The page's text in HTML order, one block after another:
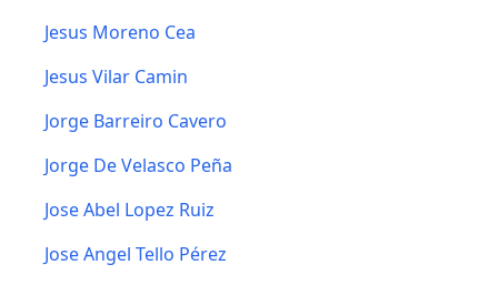
Jesus Moreno Cea
Jesus Vilar Camin
Jorge Barreiro Cavero
Jorge De Velasco Peña
Jose Abel Lopez Ruiz
Jose Angel Tello Pérez